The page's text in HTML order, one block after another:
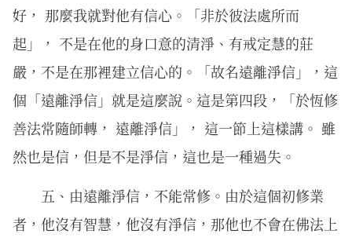
好， 那麼我就對他有信心。「非於彼法處所而
起」， 不是在他的身口意的清淨、有戒定慧的莊
嚴，不是在那裡建立信心的。「故名遠離淨信」，這
個「遠離淨信」就是這麼說。這是第四段，「於恆修
善法常隨師轉， 遠離淨信」， 這一節上這樣講。 雖
然也是信，但是不是淨信，這也是一種過失。
五、由遠離淨信，不能常修。由於這個初修業
者，他沒有智慧，他沒有淨信，那他也不會在佛法上